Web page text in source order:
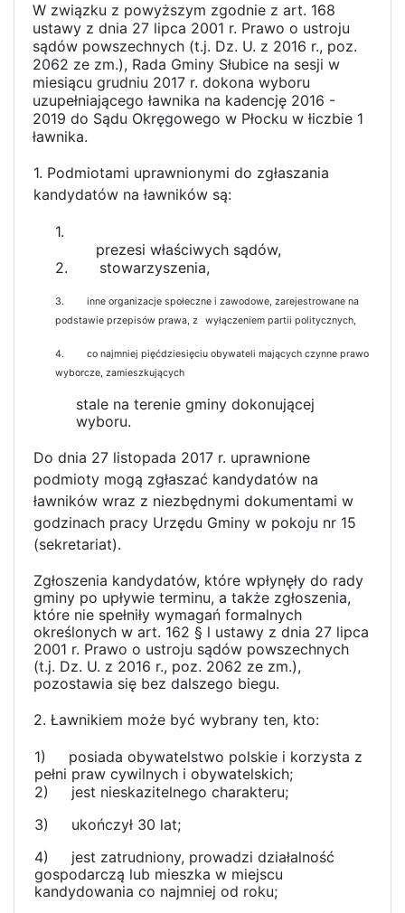
W związku z powyższym zgodnie z art. 168
ustawy z dnia 27 lipca 2001 r. Prawo o ustroju
sądów powszechnych (t.j. Dz. U. z 2016 r., poz.
2062 ze zm.), Rada Gminy Słubice na sesji w
miesiącu grudniu 2017 r. dokona wyboru
uzupełniającego ławnika na kadencję 2016 -
2019 do Sądu Okręgowego w Płocku w łiczbie 1
ławnika.
1. Podmiotami uprawnionymi do zgłaszania
kandydatów na ławników są:
1.
prezesi właściwych sądów,
2.
stowarzyszenia,
3. inne organizacje społeczne i zawodowe, zarejestrowane na
podstawie przepisów prawa, z
wyłączeniem partii politycznych,
4.
co najmniej pięćdziesięciu obywateli mających czynne prawo
wyborcze, zamieszkujących
stale na terenie gminy dokonującej
wyboru.
Do dnia 27 listopada 2017 r. uprawnione
podmioty mogą zgłaszać kandydatów na
ławników wraz z niezbędnymi dokumentamiw
godzinach pracy Urzędu Gminy w pokoju nr 15
(sekretariat).
Zgłoszenia kandydatów, które wpłynęły do rady
gminy po upływie terminu, a także zgłoszenia,
które nie spełniły wymagań formalnych
określonych w art. 162 § l ustawy z dnia 27 lipca
2001 r. Prawo o ustroju sądów powszechnych
(t.j. Dz. U. z 2016 r., poz. 2062 ze zm.),
pozostawia się bez dalszego biegu.
2. Ławnikiem może być wybrany ten, kto:
1)
posiada obywatelstwo polskie i korzysta z
pełni praw cywilnych i obywatelskich;
2)
jest nieskazitelnego charakteru;
3)
ukończył 30 lat;
4)
jest zatrudniony, prowadzi działalność
gospodarczą lub mieszka w miejscu
kandydowania co najmniej od roku;